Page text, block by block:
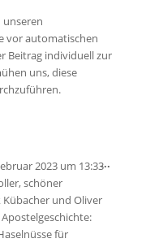
unseren
vor automatischen
Beitrag individuell zur
uns, diese
2023 um 13:33
schöner
und Oliver
für
...